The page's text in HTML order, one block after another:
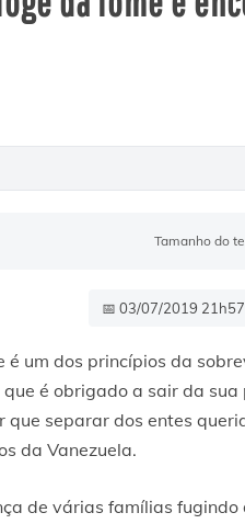
Tamanho do
📅 03/07/2019
é um dos princípios da
é obrigado a sair da
que separar dos entes
da Vanezuela.
de várias famílias fugindo